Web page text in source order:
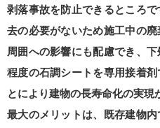
剥落事故を防止できるところ
去の必要がないため施工中の
周囲への影響にも配慮でき、
程度の石調シートを専用接着
とにより建物の長寿命化の実現
最大のメリットは、既存建物